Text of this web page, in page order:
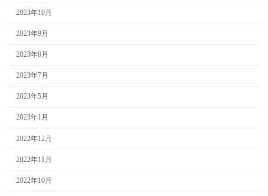
2023年10月
2023年9月
2023年8月
2023年7月
2023年5月
2023年1月
2022年12月
2022年11月
2022年10月